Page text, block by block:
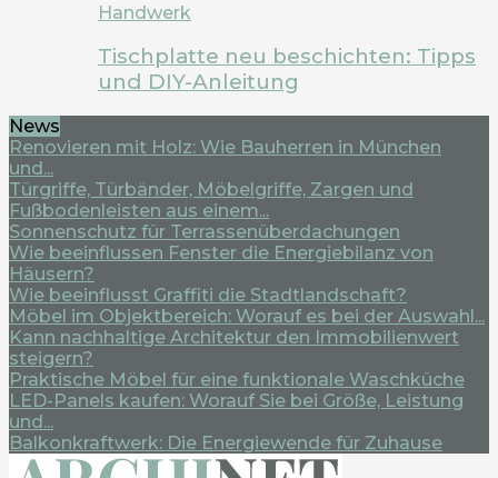
Handwerk
Tischplatte neu beschichten: Tipps
und DIY-Anleitung
News
Renovieren mit Holz: Wie Bauherren in München
und...
Türgriffe, Türbänder, Möbelgriffe, Zargen und
Fußbodenleisten aus einem...
Sonnenschutz für Terrassenüberdachungen
Wie beeinflussen Fenster die Energiebilanz von
Häusern?
Wie beeinflusst Graffiti die Stadtlandschaft?
Möbel im Objektbereich: Worauf es bei der Auswahl...
Kann nachhaltige Architektur den Immobilienwert
steigern?
Praktische Möbel für eine funktionale Waschküche
LED-Panels kaufen: Worauf Sie bei Größe, Leistung
und...
Balkonkraftwerk: Die Energiewende für Zuhause